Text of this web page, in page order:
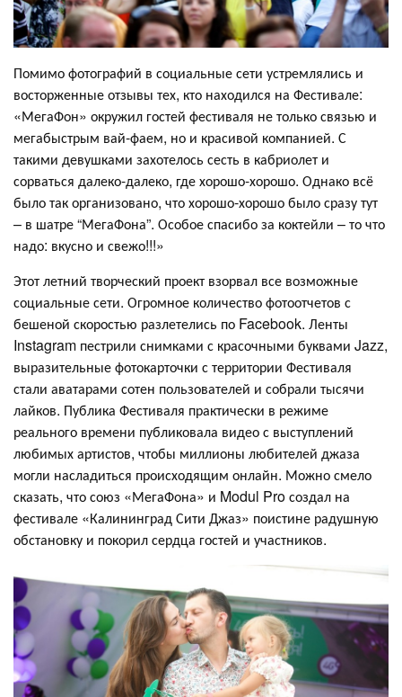
Помимо фотографий в социальные сети устремлялись и
восторженные отзывы тех, кто находился на Фестивале:
«МегаФон» окружил гостей фестиваля не только связью и
мегабыстрым вай-фаем, но и красивой компанией. С
такими девушками захотелось сесть в кабриолет и
сорваться далеко-далеко, где хорошо-хорошо. Однако всё
было так организовано, что хорошо-хорошо было сразу тут
– в шатре “МегаФона”. Особое спасибо за коктейли – то что
надо: вкусно и свежо!!!»
Этот летний творческий проект взорвал все возможные
социальные сети. Огромное количество фотоотчетов с
бешеной скоростью разлетелись по Facebook. Ленты
Instagram пестрили снимками с красочными буквами Jazz,
выразительные фотокарточки с территории Фестиваля
стали аватарами сотен пользователей и собрали тысячи
лайков. Публика Фестиваля практически в режиме
реального времени публиковала видео с выступлений
любимых артистов, чтобы миллионы любителей джаза
могли насладиться происходящим онлайн. Можно смело
сказать, что союз «МегаФона» и Modul Pro создал на
фестивале «Калининград Сити Джаз» поистине радушную
обстановку и покорил сердца гостей и участников.